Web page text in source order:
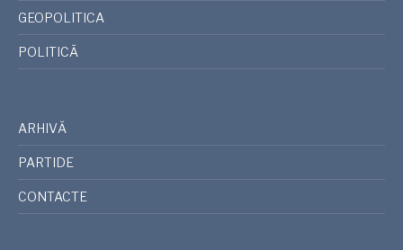
GEOPOLITICA
POLITICĂ
ARHIVĂ
PARTIDE
CONTACTE